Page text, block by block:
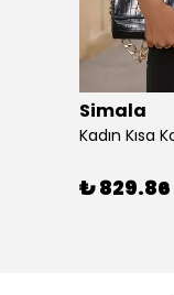
Simala
₺ 829.86